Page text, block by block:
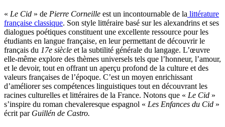
« Le Cid » de Pierre Corneille est un incontournable de la littérature
française classique. Son style littéraire basé sur les alexandrins et ses
dialogues poétiques constituent une excellente ressource pour les
étudiants en langue française, en leur permettant de découvrir le
français du 17e siècle et la subtilité générale du langage. L’œuvre
elle-même explore des thèmes universels tels que l’honneur, l’amour,
et le devoir, tout en offrant un aperçu profond de la culture et des
valeurs françaises de l’époque. C’est un moyen enrichissant
d’améliorer ses compétences linguistiques tout en découvrant les
racines culturelles et littéraires de la France. Notons que « Le Cid »
s’inspire du roman chevaleresque espagnol « Les Enfances du Cid »
écrit par Guillén de Castro.